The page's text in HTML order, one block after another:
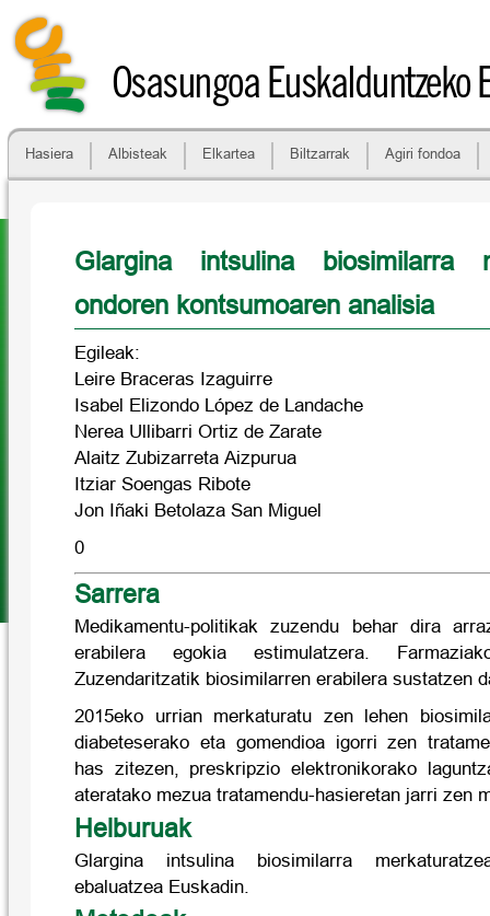
Osasungoa Euskalduntzeko
Hasiera Albisteak Elkartea Biltzarrak Agiri fondoa
Glargina intsulina biosimilarra
ondoren kontsumoaren analisia
Egileak:
Leire Braceras Izaguirre
Isabel Elizondo López de Landache
Nerea Ullibarri Ortiz de Zarate
Alaitz Zubizarreta Aizpurua
Itziar Soengas Ribote
Jon Iñaki Betolaza San Miguel
0
Sarrera
Medikamentu-politikak zuzendu behar dira
erabilera egokia estimulatzera.
Zuzendaritzatik biosimilarren erabilera sustatzen
2015eko urrian merkaturatu zen lehen
diabeteserako eta gomendioa igorri zen
has zitezen, preskripzio elektronikorako
ateratako mezua tratamendu-hasieretan jarri zen
Helburuak
Glargina intsulina biosimilarra
ebaluatzea Euskadin.